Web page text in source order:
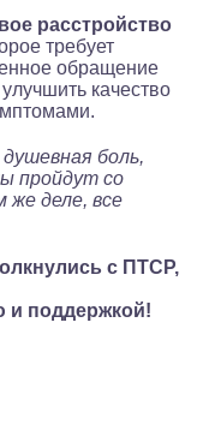
расстройство
требует
обращение
качество
боль,
пройдут со
же деле, все
с ПТСР,
поддержкой!